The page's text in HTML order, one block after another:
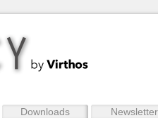
Downloads Newsletter